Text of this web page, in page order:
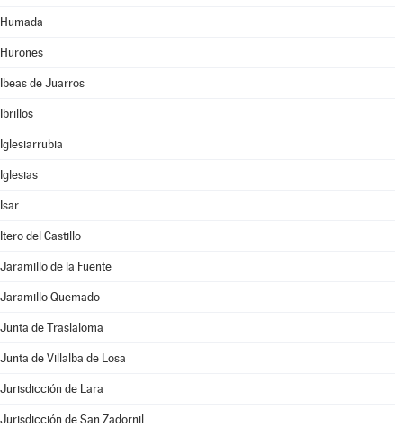
Humada
Hurones
Ibeas de Juarros
Ibrillos
Iglesiarrubia
Iglesias
Isar
Itero del Castillo
Jaramillo de la Fuente
Jaramillo Quemado
Junta de Traslaloma
Junta de Villalba de Losa
Jurisdicción de Lara
Jurisdicción de San Zadornil